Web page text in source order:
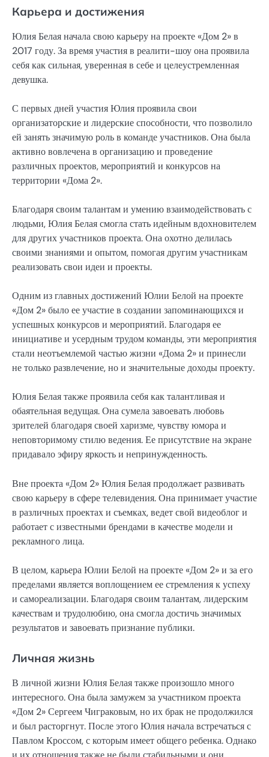
Карьера и достижения
Юлия Белая начала свою карьеру на проекте «Дом 2» в
2017 году. За время участия в реалити-шоу она проявила
себя как сильная, уверенная в себе и целеустремленная
девушка.
С первых дней участия Юлия проявила свои
организаторские и лидерские способности, что позволило
ей занять значимую роль в команде участников. Она была
активно вовлечена в организацию и проведение
различных проектов, мероприятий и конкурсов на
территории «Дома 2».
Благодаря своим талантам и умению взаимодействовать с
людьми, Юлия Белая смогла стать идейным вдохновителем
для других участников проекта. Она охотно делилась
своими знаниями и опытом, помогая другим участникам
реализовать свои идеи и проекты.
Одним из главных достижений Юлии Белой на проекте
«Дом 2» было ее участие в создании запоминающихся и
успешных конкурсов и мероприятий. Благодаря ее
инициативе и усердным трудом команды, эти мероприятия
стали неотъемлемой частью жизни «Дома 2» и принесли
не только развлечение, но и значительные доходы проекту.
Юлия Белая также проявила себя как талантливая и
обаятельная ведущая. Она сумела завоевать любовь
зрителей благодаря своей харизме, чувству юмора и
неповторимому стилю ведения. Ее присутствие на экране
придавало эфиру яркость и непринужденность.
Вне проекта «Дом 2» Юлия Белая продолжает развивать
свою карьеру в сфере телевидения. Она принимает участие
в различных проектах и съемках, ведет свой видеоблог и
работает с известными брендами в качестве модели и
рекламного лица.
В целом, карьера Юлии Белой на проекте «Дом 2» и за его
пределами является воплощением ее стремления к успеху
и самореализации. Благодаря своим талантам, лидерским
качествам и трудолюбию, она смогла достичь значимых
результатов и завоевать признание публики.
Личная жизнь
В личной жизни Юлия Белая также произошло много
интересного. Она была замужем за участником проекта
«Дом 2» Сергеем Чиграковым, но их брак не продолжился
и был расторгнут. После этого Юлия начала встречаться с
Павлом Кроссом, с которым имеет общего ребенка. Однако